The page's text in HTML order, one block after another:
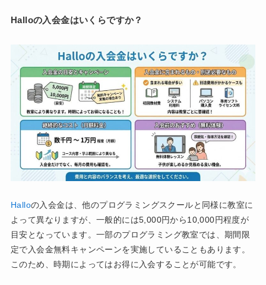
Halloの入会金はいくらですか？
Halloの入会金は、他のプログラミングスクールと同様に教室に
よって異なりますが、一般的には5,000円から10,000円程度が
目安となっています。一部のプログラミング教室では、期間限
定で入会金無料キャンペーンを実施していることもあります。
このため、時期によってはお得に入会することが可能です。